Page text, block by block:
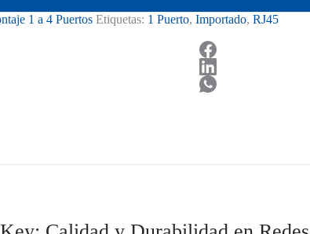
1 a 4 Puertos Etiquetas: 1 Puerto, Importado, RJ45